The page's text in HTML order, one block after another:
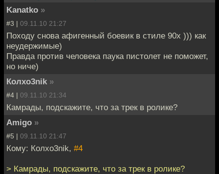
Kanatko »
#3 | 09.11.10 21:27
Походу снова афигенный боевик в стиле 90х ))) как
неудержимые)
Правда против человека паука пистолет не поможет,
но ниче)
Колxo3nik »
#4 | 09.11.10 21:34
Камрады, подскажите, что за трек в ролике?
Amigo »
#5 | 09.11.10 21:47
Кому: Колxo3nik, #4
> Камрады, подскажите, что за трек в ролике?